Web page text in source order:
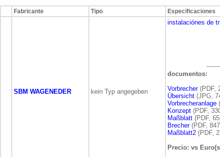
Fabricante Tipo Especificaciones
SBM WAGENEDER kein Typ angegeben
instalaciónes de
documentos:
Vorbrecher(PDF,
Übersicht (JPG,
Vorbrecheranlage
Konzept (PDF,
Maßblatt (PDF,
Brecher(PDF,
Maßblatt2 (PDF,
Precio: vs